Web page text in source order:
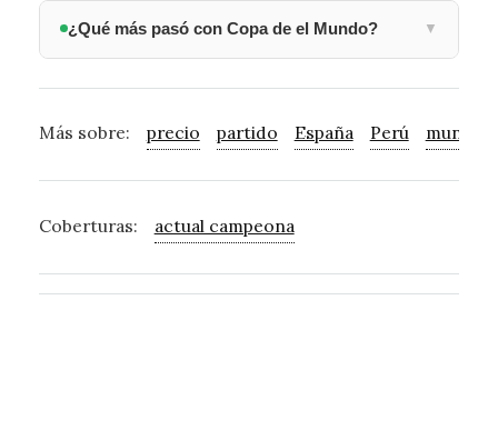
¿Qué más pasó con Copa de el Mundo? ▼
Más sobre: precio partido España Perú
Coberturas: actual campeona